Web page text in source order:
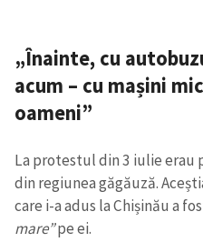
„Înainte, cu
acum – cu mașini
oameni”
La protestul din 3 iulie
din regiunea găgăuză.
care i-a adus la Chișinău a
mare”pe ei.